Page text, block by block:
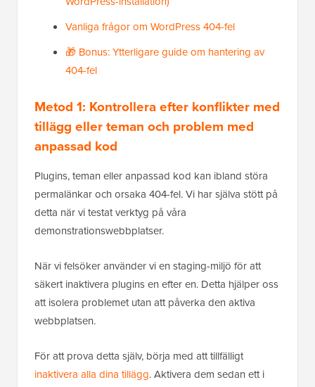
Vanliga frågor om WordPress 404-fel
🎁 Bonus: Ytterligare guide om hantering av
404-fel
Metod 1: Kontrollera efter konflikter med
tillägg eller teman och problem med
anpassad kod
Plugins, teman eller anpassad kod kan ibland störa
permalänkar och orsaka 404-fel. Vi har själva stött på
detta när vi testat verktyg på våra
demonstrationswebbplatser.
När vi felsöker använder vi en staging-miljö för att
säkert inaktivera plugins en efter en. Detta hjälper oss
att isolera problemet utan att påverka den aktiva
webbplatsen.
För att prova detta själv, börja med att tillfälligt
inaktivera alla dina tillägg. Aktivera dem sedan ett i